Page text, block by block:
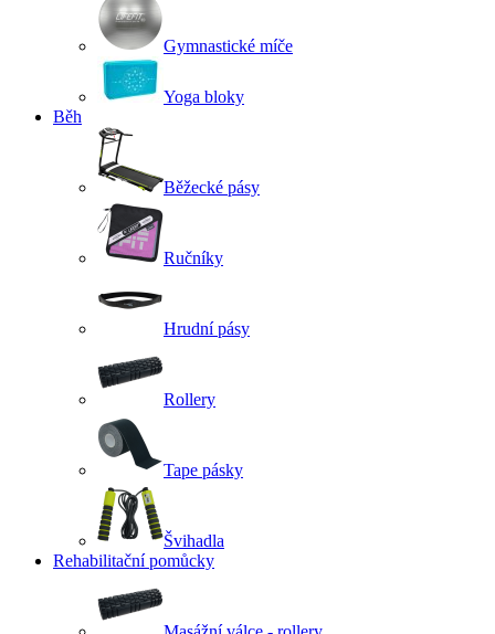
Gymnastické míče
Yoga bloky
Běh
Běžecké pásy
Ručníky
Hrudní pásy
Rollery
Tape pásky
Švihadla
Rehabilitační pomůcky